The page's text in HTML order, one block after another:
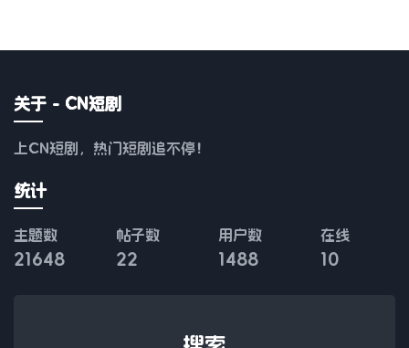
关于 - CN短剧
上CN短剧，热门短剧追不停！
统计
主题数
21648
帖子数
22
用户数
1488
在线
10